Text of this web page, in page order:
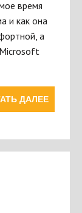
время
и как она
а
ДАЛЕЕ